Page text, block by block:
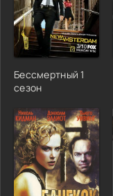
Бессмертный 1
сезон